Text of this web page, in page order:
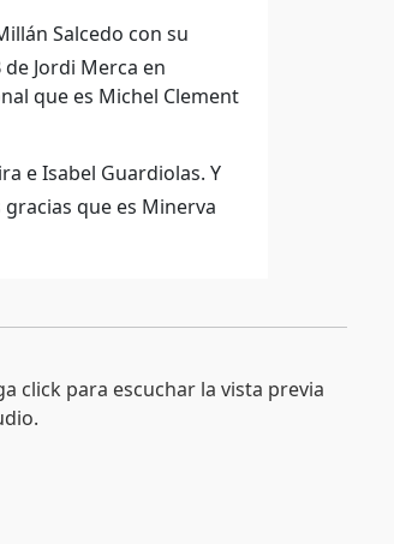
Salcedo con su
Jordi Merca en
que es Michel Clement
e Isabel Guardiolas. Y
que es Minerva